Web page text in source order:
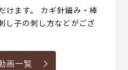
けます。 カギ針編み・棒
し子の刺し方などがござ
画一覧